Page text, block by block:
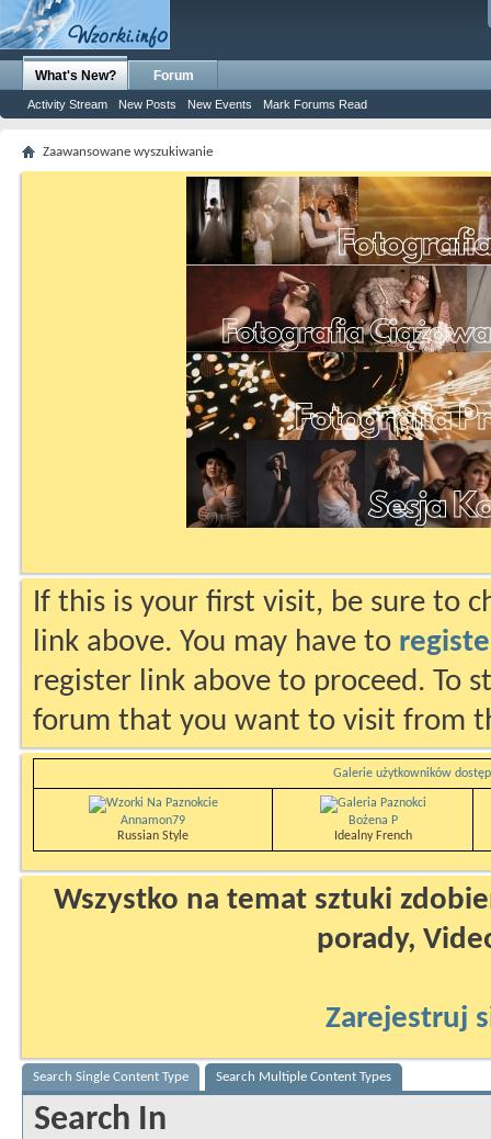
What's New?
Activity Stream New Posts New Events Mark Forums Read
Forum
Zaawansowane wyszukiwanie
If this is your first visit, be sure to
link above. You may have to
register link above to proceed. To
forum that you want to visit from
Galerie użytkowników
Annamon79
Russian Style
Bożena P
Idealny French
Wszystko na temat sztuki
porady,
Zarejestruj
Search Single Content Type Search Multiple Content Types
Search In